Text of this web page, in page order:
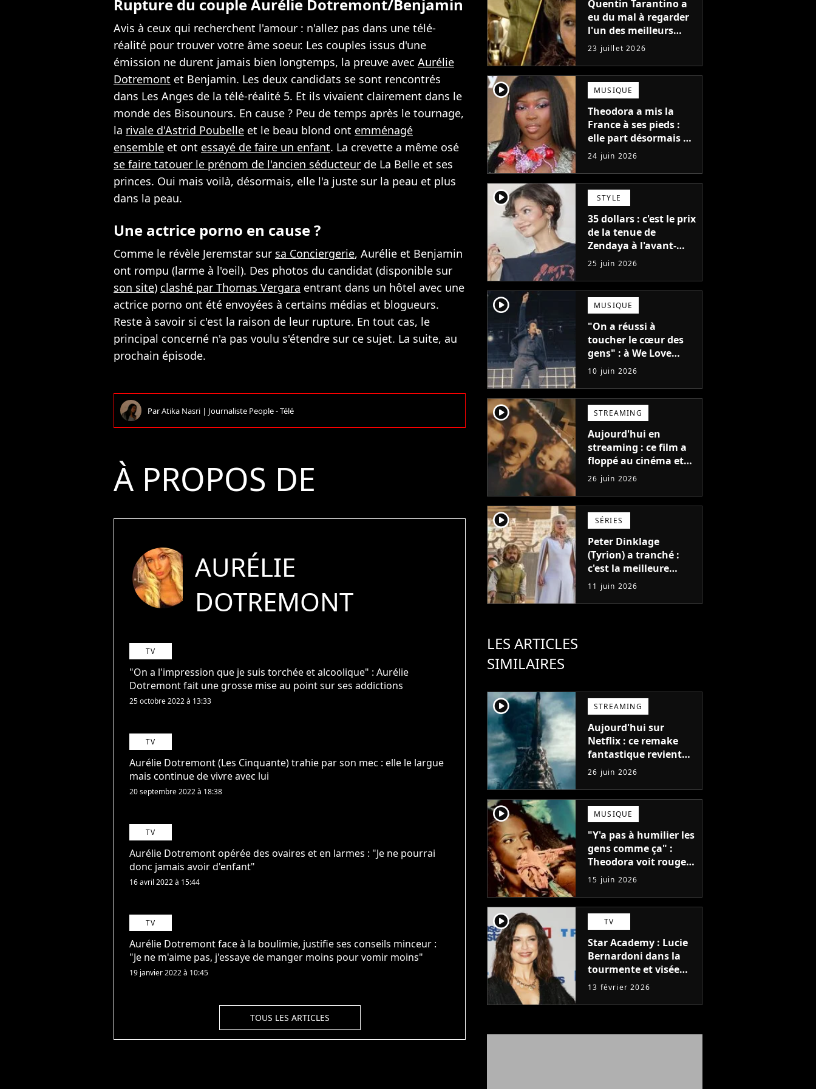
Rupture du couple Aurélie Dotremont/Benjamin
Avis à ceux qui recherchent l'amour : n'allez pas dans une télé-
réalité pour trouver votre âme soeur. Les couples issus d'une
émission ne durent jamais bien longtemps, la preuve avec Aurélie
Dotremont et Benjamin. Les deux candidats se sont rencontrés
dans Les Anges de la télé-réalité 5. Et ils vivaient clairement dans le
monde des Bisounours. En cause ? Peu de temps après le tournage,
la rivale d'Astrid Poubelle et le beau blond ont emménagé
ensemble et ont essayé de faire un enfant. La crevette a même osé
se faire tatouer le prénom de l'ancien séducteur de La Belle et ses
princes. Oui mais voilà, désormais, elle l'a juste sur la peau et plus
dans la peau.
Une actrice porno en cause ?
Comme le révèle Jeremstar sur sa Conciergerie, Aurélie et Benjamin
ont rompu (larme à l'oeil). Des photos du candidat (disponible sur
son site) clashé par Thomas Vergara entrant dans un hôtel avec une
actrice porno ont été envoyées à certains médias et blogueurs.
Reste à savoir si c'est la raison de leur rupture. En tout cas, le
principal concerné n'a pas voulu s'étendre sur ce sujet. La suite, au
prochain épisode.
ParAtika Nasri | Journaliste People - Télé
À PROPOS DE
AURÉLIE
DOTREMONT
TV
"On a l'impression que je suis torchée et alcoolique" : Aurélie
Dotremont fait une grosse mise au point sur ses addictions
25 octobre 2022 à 13:33
TV
Aurélie Dotremont (Les Cinquante) trahie par son mec : elle le largue
mais continue de vivre avec lui
20 septembre 2022 à 18:38
TV
Aurélie Dotremont opérée des ovaires et en larmes : "Je ne pourrai
donc jamais avoir d'enfant"
16 avril 2022 à 15:44
TV
Aurélie Dotremont face à la boulimie, justifie ses conseils minceur :
"Je ne m'aime pas, j'essaye de manger moins pour vomir moins"
19 janvier 2022 à 10:45
TOUS LES ARTICLES
Quentin Tarantino a
eu du mal à regarder
l'un des meilleurs
films de tous les
temps : "J'ai à peine
réussi à aller jusqu'au
générique de fin"
23 juillet 2026
player2 MUSIQUE
Theodora a mis la
France à ses pieds :
elle part désormais à
la conquête du
monde avec son
premier gros feat
international
24 juin 2026
player2 STYLE
35 dollars : c'est le prix
de la tenue de
Zendaya à l'avant-
première de Spider-
Man à Paris, "Le style
n'a pas besoin de
coûter une fortune"
25 juin 2026
player2 MUSIQUE
"On a réussi à
toucher le cœur des
gens" : à We Love
Green, Feu!
Chatterton s'impose
comme le groupe rock
français de sa
génération
10 juin 2026
player2 STREAMING
Aujourd'hui en
streaming : ce film a
floppé au cinéma et
son acteur est devenu
parano à cause de
l'histoire
26 juin 2026
player2 SÉRIES
Peter Dinklage
(Tyrion) a tranché :
c'est la meilleure
actrice de Game of
Thrones, et non, elle
n'a pas joué Daenerys
11 juin 2026
LES ARTICLES
SIMILAIRES
player2 STREAMING
Aujourd'hui sur
Netflix : ce remake
fantastique revient
avec sa suite, 2 ans
après avoir réalisé 60
millions de vues et
régné 6 semaines
dans le Top 10
26 juin 2026
player2 MUSIQUE
"Y'a pas à humilier les
gens comme ça" :
Theodora voit rouge
après un concert,
mais que s'est-il passé
?
15 juin 2026
player2 TV
Star Academy : Lucie
Bernardoni dans la
tourmente et visée
par une plainte de
que l'on sait
13 février 2026